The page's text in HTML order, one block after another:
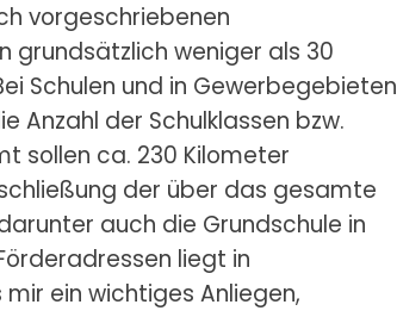
vorgeschriebenen
grundsätzlich weniger als 30
Schulen und in Gewerbegebieten
Anzahl der Schulklassen bzw.
sollen ca. 230 Kilometer
der über das gesamte
auch die Grundschule in
liegt in
ein wichtiges Anliegen,